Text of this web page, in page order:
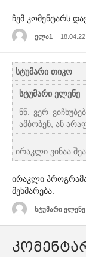
ჩემ კომენტარს
ელა1 18.04.22
სტუმარი თიკო
სტუმარი ელენე
ნწ. ვერ
ამბობენ, ან
ირაკლი ვინაა
ირაკლი
მეხმარება.
სტუმარი ელენე